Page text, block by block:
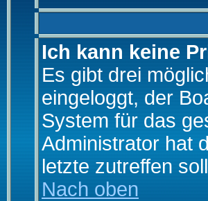
Ich kann keine
Es gibt drei
eingeloggt, der
System für das
Administrator hat
letzte zutreffen
Nach oben